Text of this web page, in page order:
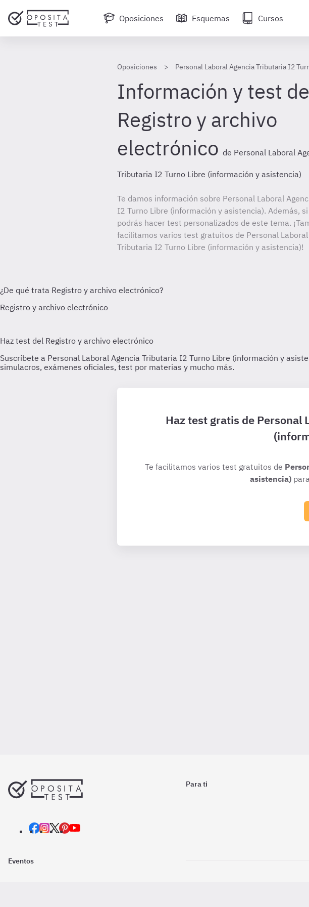
Oposiciones Esquemas Cursos
Oposiciones Personal Laboral Agencia Tributaria I2
Información y test de
Registro y archivo
electrónico de Personal Laboral
Tributaria I2 Turno Libre (información y asistencia)
Te damos información sobre Personal Laboral
I2 Turno Libre (información y asistencia). Además,
podrás hacer test personalizados de este tema.
facilitamos varios test gratuitos de Personal Laboral
Tributaria I2 Turno Libre (información y asistencia)!
Haz test gratis de Personal
Te facilitamos varios test gratuitos de
asistencia)
Para ti
Eventos